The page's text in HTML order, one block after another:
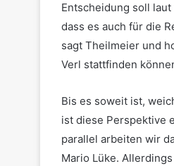
Entscheidung soll
dass es auch für die
sagt Theilmeier und
Verl stattfinden
Bis es soweit ist,
ist diese Perspektive
parallel arbeiten wir
Mario Lüke.